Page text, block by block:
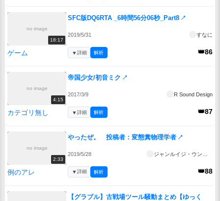
no image
18:17
SFC版DQ6RTA _6時間56分06秒_Part8 ↗
2019/5/31 すなに
ゲーム 👑86
▼詳細 解析
no image
4:15
帝国少女/初音ミク ↗
2017/3/9 R Sound Design
カテゴリ無し 👑87
▼詳細 解析
no image
2:33
やったぜ。 投稿者：変態糞物理学者 ↗
2019/5/28
例のアレ 👑88
▼詳細 解析
【グラブル】古戦場ツール騒動まとめ【ゆっく